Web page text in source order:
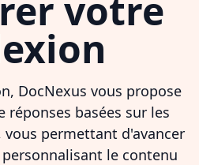
votre
DocNexus vous propose
réponses basées sur les
permettant d'avancer
le contenu